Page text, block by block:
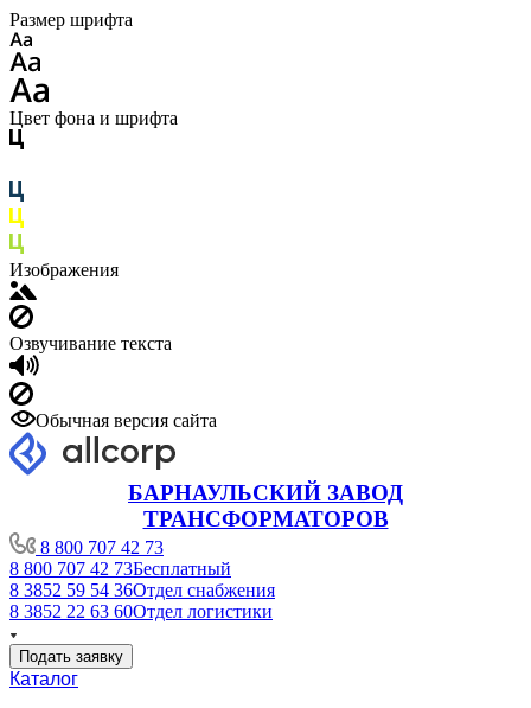
Размер шрифта
Цвет фона и шрифта
Изображения
Озвучивание текста
Обычная версия сайта
БАРНАУЛЬСКИЙ ЗАВОД
ТРАНСФОРМАТОРОВ
8 800 707 42 73
8 800 707 42 73Бесплатный
8 3852 59 54 36Отдел снабжения
8 3852 22 63 60Отдел логистики
Подать заявку
Каталог